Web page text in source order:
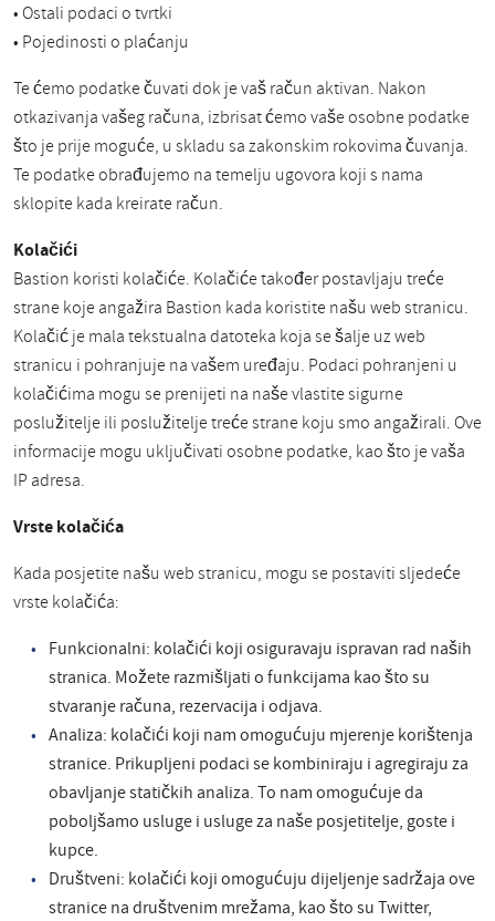
• Ostali podaci o tvrtki
• Pojedinosti o plaćanju
Te ćemo podatke čuvati dok je vaš račun aktivan. Nakon
otkazivanja vašeg računa, izbrisat ćemo vaše osobne podatke
što je prije moguće, u skladu sa zakonskim rokovima čuvanja.
Te podatke obrađujemo na temelju ugovora koji s nama
sklopite kada kreirate račun.
Kolačići
Bastion koristi kolačiće. Kolačiće također postavljaju treće
strane koje angažira Bastion kada koristite našu web stranicu.
Kolačić je mala tekstualna datoteka koja se šalje uz web
stranicu i pohranjuje na vašem uređaju. Podaci pohranjeni u
kolačićima mogu se prenijeti na naše vlastite sigurne
poslužitelje ili poslužitelje treće strane koju smo angažirali. Ove
informacije mogu uključivati osobne podatke, kao što je vaša
IP adresa.
Vrste kolačića
Kada posjetite našu web stranicu, mogu se postaviti sljedeće
vrste kolačića:
Funkcionalni: kolačići koji osiguravaju ispravan rad naših
stranica. Možete razmišljati o funkcijama kao što su
stvaranje računa, rezervacija i odjava.
Analiza: kolačići koji nam omogućuju mjerenje korištenja
stranice. Prikupljeni podaci se kombiniraju i agregiraju za
obavljanje statičkih analiza. To nam omogućuje da
poboljšamo usluge i usluge za naše posjetitelje, goste i
kupce.
Društveni: kolačići koji omogućuju dijeljenje sadržaja ove
stranice na društvenim mrežama, kao što su Twitter,